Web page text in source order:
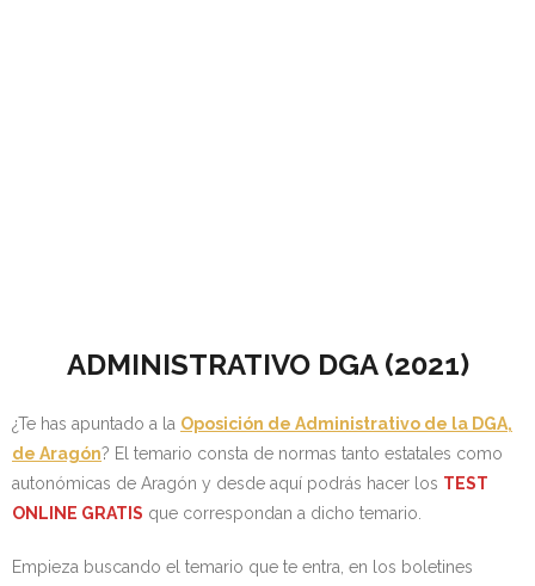
- OPOSICIÓN Auxilio Judicial, turno libre – 2025
- OPOSICIÓN Tramitación procesal y Administrativa –
2025
- OPOSICIÓN Gestión Procesal, turno libre – 2025
- OPOSICIÓN Auxiliar Administrativo del Estado - 2024
ADMINISTRATIVO DGA (2021)
¿Te has apuntado a la Oposición de Administrativo de la DGA,
de Aragón? El temario consta de normas tanto estatales como
autonómicas de Aragón y desde aquí podrás hacer los TEST
ONLINE GRATIS que correspondan a dicho temario.
Empieza buscando el temario que te entra, en los boletines